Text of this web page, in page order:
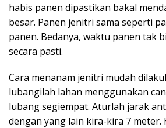
habis panen dipastikan bakal
besar. Panen jenitri sama seperti
panen. Bedanya, waktu panen tak
secara pasti.
Cara menanam jenitri mudah
lubangilah lahan menggunakan
lubang segiempat. Aturlah jarak
dengan yang lain kira-kira 7 meter.